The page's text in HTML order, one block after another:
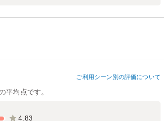
ご利用シーン別の評価について
平均点です。
4.83